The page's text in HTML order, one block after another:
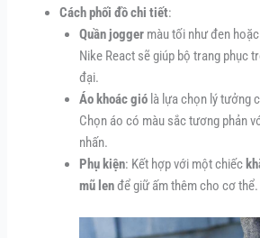
Cách phối đồ chi tiết:
Quần jogger màu tối như đen
Nike React sẽ giúp bộ trang phục
đại.
Áo khoác gió là lựa chọn lý tưởng
Chọn áo có màu sắc tương phản
nhấn.
Phụ kiện: Kết hợp với một chiếc
mũ lenđể giữ ấm thêm cho cơ thể.